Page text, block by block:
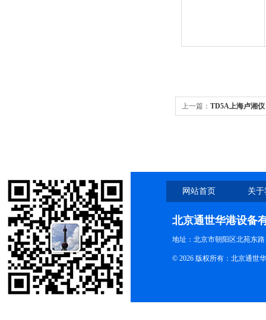
上一篇： TD5A上海卢湘
网站首页 关
北京通世华港设备
地址：北京市朝阳区北苑东路
© 2026 版权所有：北京通世